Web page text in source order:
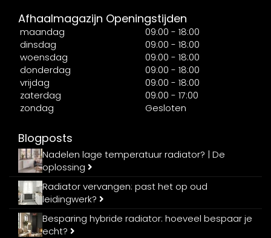
Afhaalmagazijn Openingstijden
maandag
09:00 - 18:00
dinsdag
09:00 - 18:00
woensdag
09:00 - 18:00
donderdag
09:00 - 18:00
vrijdag
09:00 - 18:00
zaterdag
09:00 - 17:00
zondag
Gesloten
Blogposts
Nadelen lage temperatuur radiator? | De
oplossing
Radiator vervangen: past het op oud
leidingwerk?
Besparing hybride radiator: hoeveel bespaar je
echt?